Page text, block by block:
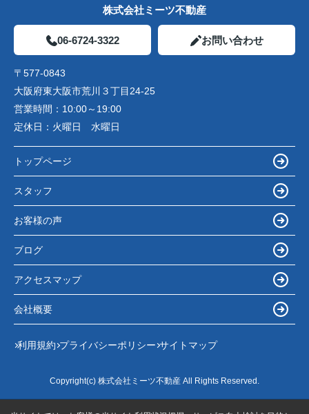
株式会社ミーツ不動産
06-6724-3322 お問い合わせ
〒577-0843
大阪府東大阪市荒川３丁目24-25
営業時間： 10:00～19:00
定休日： 火曜日 水曜日
トップページ
スタッフ
お客様の声
ブログ
アクセスマップ
会社概要
利用規約 プライバシーポリシー サイトマップ
Copyright(c) 株式会社ミーツ不動産 All Rights Reserved.